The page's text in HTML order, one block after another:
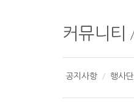
커뮤니티
공지사항 행사